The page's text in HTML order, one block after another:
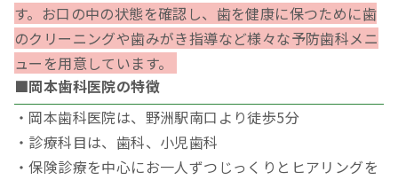
す。お口の中の状態を確認し、歯を健康に保つために歯
のクリーニングや歯みがき指導など様々な予防歯科メニ
ューを用意しています。
■岡本歯科医院の特徴
・岡本歯科医院は、野洲駅南口より徒歩5分
・診療科目は、歯科、小児歯科
・保険診療を中心にお一人ずつじっくりとヒアリングを